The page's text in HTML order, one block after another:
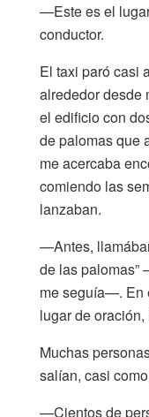
—Este es el
conductor.
El taxi paró casi
alrededor desde
el edificio con
de palomas que
me acercaba
comiendo las
lanzaban.
—Antes,
de las palomas”
me seguía—. En
lugar de
Muchas
salían, casi
—Cientos de